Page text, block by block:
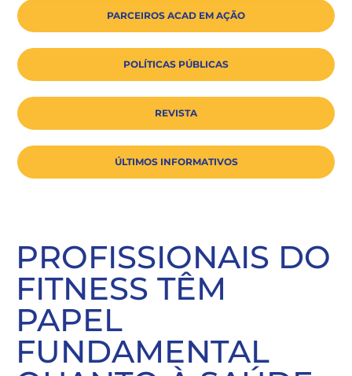
PARCEIROS ACAD EM AÇÃO
POLÍTICAS PÚBLICAS
REVISTA
ÚLTIMOS INFORMATIVOS
PROFISSIONAIS DO
FITNESS TÊM
PAPEL
FUNDAMENTAL